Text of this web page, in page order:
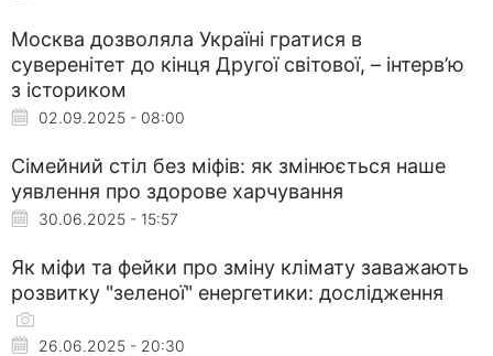
Москва дозволяла Україні гратися в
суверенітет до кінця Другої світової, – інтерв’ю
з істориком
02.09.2025 - 08:00
Сімейний стіл без міфів: як змінюється наше
уявлення про здорове харчування
30.06.2025 - 15:57
Як міфи та фейки про зміну клімату заважають
розвитку "зеленої" енергетики: дослідження
26.06.2025 - 20:30